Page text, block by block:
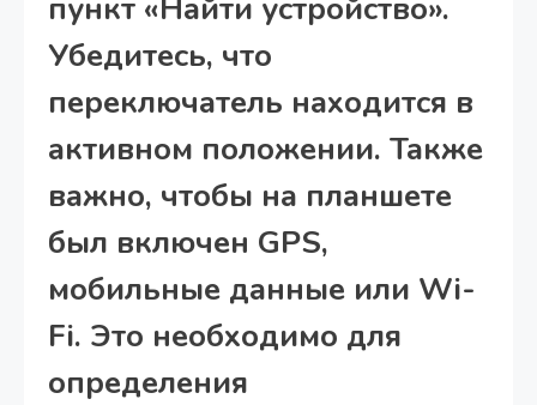
пункт «Найти устройство».
Убедитесь, что
переключатель находится в
активном положении. Также
важно, чтобы на планшете
был включен GPS,
мобильные данные или Wi-
Fi. Это необходимо для
определения